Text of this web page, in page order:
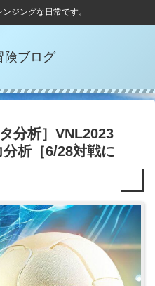
ジングな日常です。
険ブログ
分析］VNL2023
析［6/28対戦に